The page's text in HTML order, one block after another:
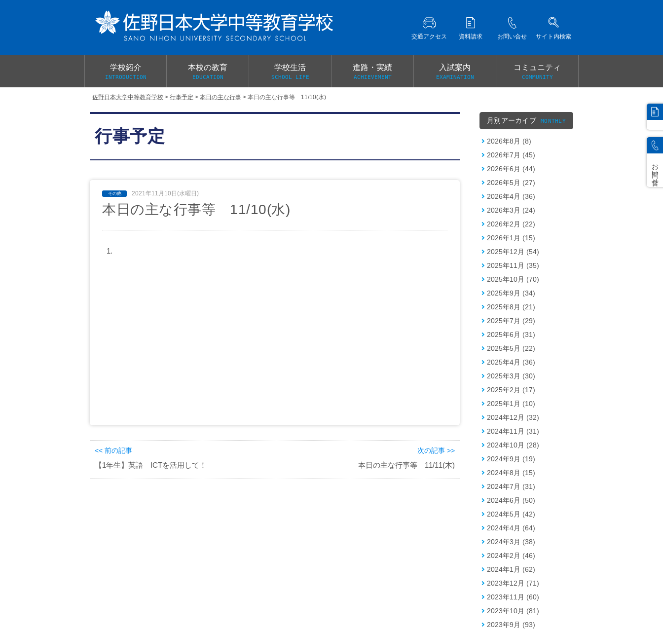
お問い合せ
交通アクセス 資料請求 お問い合せ サイト内検索
佐野日本大学中等教育学校 > 行事予定 > 本日の主な行事 > 本日の主な行事等 11/10(水)
学校紹介
INTRODUCTION
学校案内パンフレット
本校の教育
EDUCATION
総合的探究（学習）の時間
学校生活
SCHOOL LIFE
制服紹介
進路・実績
ACHIEVEMENT
入試案内
EXAMINATION
コミュニティ
COMMUNITY
桜美会
行事予定
2021年11月10日(水曜日)
本日の主な行事等 11/10(水)
<< 前の記事
【1年生】英語 ICTを活用して！
次の記事 >>
本日の主な行事等 11/11(木)
月別アーカイブ MONTHLY
2026年8月 (8)
2026年7月 (45)
2026年6月 (44)
2026年5月 (27)
2026年4月 (36)
2026年3月 (24)
2026年2月 (22)
2026年1月 (15)
2025年12月 (54)
2025年11月 (35)
2025年10月 (70)
2025年9月 (34)
2025年8月 (21)
2025年7月 (29)
2025年6月 (31)
2025年5月 (22)
2025年4月 (36)
2025年3月 (30)
2025年2月 (17)
2025年1月 (10)
2024年12月 (32)
2024年11月 (31)
2024年10月 (28)
2024年9月 (19)
2024年8月 (15)
2024年7月 (31)
2024年6月 (50)
2024年5月 (42)
2024年4月 (64)
2024年3月 (38)
2024年2月 (46)
2024年1月 (62)
2023年12月 (71)
2023年11月 (60)
2023年10月 (81)
2023年9月 (93)